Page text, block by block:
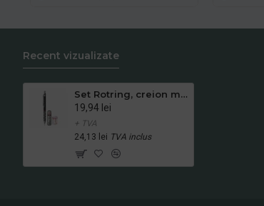
Recent vizualizate
Set Rotring, creion mecanic Tikky III Original - 0.5 mm
19,94 lei
+ TVA
24,13 lei TVA inclus